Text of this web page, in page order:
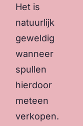
Het is
natuurlijk
geweldig
wanneer
spullen
hierdoor
meteen
verkopen.